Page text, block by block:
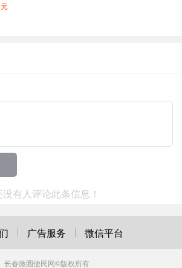
没有人评论此条信息！
广告服务 微信平台
长春微圈便民网©版权所有